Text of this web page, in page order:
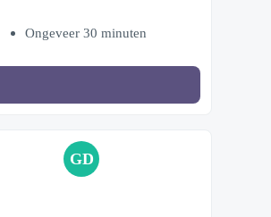
Ongeveer 30 minuten
GD